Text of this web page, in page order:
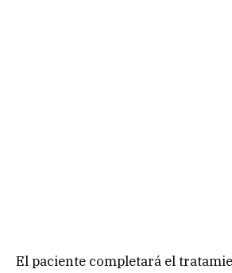
El paciente completará el